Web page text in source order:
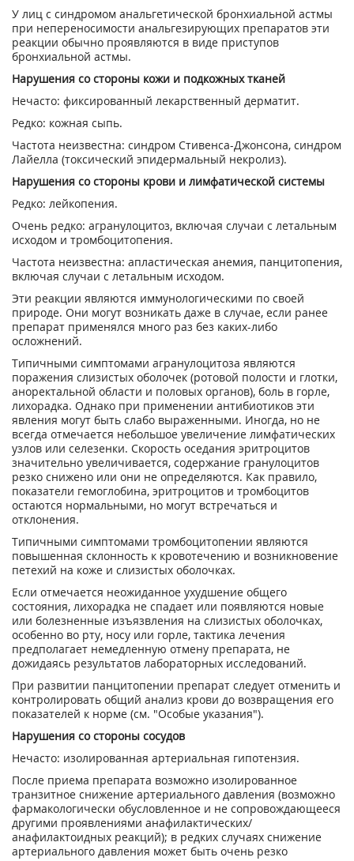
У лиц с синдромом анальгетической бронхиальной астмы
при непереносимости анальгезирующих препаратов эти
реакции обычно проявляются в виде приступов
бронхиальной астмы.
Нарушения со стороны кожи и подкожных тканей
Нечасто: фиксированный лекарственный дерматит.
Редко: кожная сыпь.
Частота неизвестна: синдром Стивенса-Джонсона, синдром
Лайелла (токсический эпидермальный некролиз).
Нарушения со стороны крови и лимфатической системы
Редко: лейкопения.
Очень редко: агранулоцитоз, включая случаи с летальным
исходом и тромбоцитопения.
Частота неизвестна: апластическая анемия, панцитопения,
включая случаи с летальным исходом.
Эти реакции являются иммунологическими по своей
природе. Они могут возникать даже в случае, если ранее
препарат применялся много раз без каких-либо
осложнений.
Типичными симптомами агранулоцитоза являются
поражения слизистых оболочек (ротовой полости и глотки,
аноректальной области и половых органов), боль в горле,
лихорадка. Однако при применении антибиотиков эти
явления могут быть слабо выраженными. Иногда, но не
всегда отмечается небольшое увеличение лимфатических
узлов или селезенки. Скорость оседания эритроцитов
значительно увеличивается, содержание гранулоцитов
резко снижено или они не определяются. Как правило,
показатели гемоглобина, эритроцитов и тромбоцитов
остаются нормальными, но могут встречаться и
отклонения.
Типичными симптомами тромбоцитопении являются
повышенная склонность к кровотечению и возникновение
петехий на коже и слизистых оболочках.
Если отмечается неожиданное ухудшение общего
состояния, лихорадка не спадает или появляются новые
или болезненные изъязвления на слизистых оболочках,
особенно во рту, носу или горле, тактика лечения
предполагает немедленную отмену препарата, не
дожидаясь результатов лабораторных исследований.
При развитии панцитопении препарат следует отменить и
контролировать общий анализ крови до возвращения его
показателей к норме (см. "Особые указания").
Нарушения со стороны сосудов
Нечасто: изолированная артериальная гипотензия.
После приема препарата возможно изолированное
транзитное снижение артериального давления (возможно
фармакологически обусловленное и не сопровождающееся
другими проявлениями анафилактических/
анафилактоидных реакций); в редких случаях снижение
артериального давления может быть очень резко